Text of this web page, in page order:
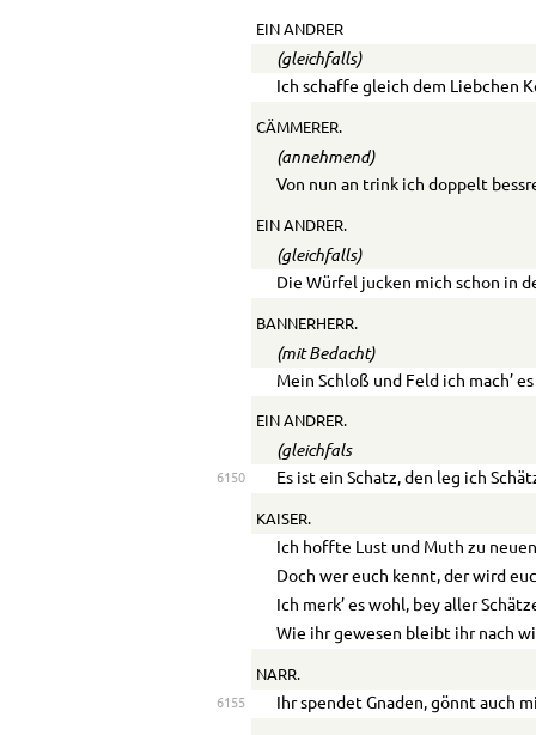
EIN ANDRER
(gleichfalls)
Ich schaffe gleich dem Liebchen
CÄMMERER.
(annehmend)
Von nun an trink ich doppelt
EIN ANDRER.
(gleichfalls)
Die Würfel jucken mich schon in
BANNERHERR.
(mit Bedacht)
Mein Schloß und Feld ich mach’
EIN ANDRER.
(gleichfals
6150 Es ist ein Schatz, den leg ich
KAISER.
Ich hoffte Lust und Muth zu
Doch wer euch kennt, der wird
Ich merk’ es wohl, bey aller
Wie ihr gewesen bleibt ihr nach
NARR.
6155 Ihr spendet Gnaden, gönnt auch